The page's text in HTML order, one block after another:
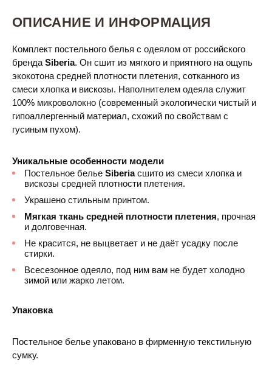
ОПИСАНИЕ И ИНФОРМАЦИЯ
Комплект постельного белья с одеялом от российского
бренда Siberia. Он сшит из мягкого и приятного на ощупь
экокотона средней плотности плетения, сотканного из
смеси хлопка и вискозы. Наполнителем одеяла служит
100% микроволокно (современный экологически чистый и
гипоаллергенный материал, схожий по свойствам с
гусиным пухом).
Уникальные особенности модели
Постельное белье Siberiaсшито из смеси хлопка и
вискозы средней плотности плетения.
Украшено стильным принтом.
Мягкая ткань средней плотности плетения, прочная
и долговечная.
Не красится, не выцветает и не даёт усадку после
стирки.
Всесезонное одеяло, под ним вам не будет холодно
зимой или жарко летом.
Упаковка
Постельное белье упаковано в фирменную текстильную
сумку.